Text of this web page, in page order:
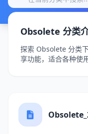
Obsolete 分类
探索 Obsolete 分类
享功能，适合各种使